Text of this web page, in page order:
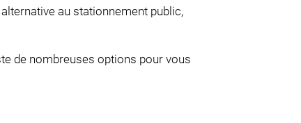
au stationnement public,
de nombreuses options pour vous